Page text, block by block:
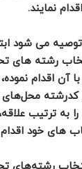
نمایند.
می شود
با آن اقدام
کدرشته
به ترتیب
های خود اقدام